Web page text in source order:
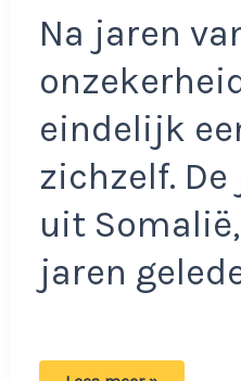
Na jaren
eindelijk
zichzelf.
uit
jaren